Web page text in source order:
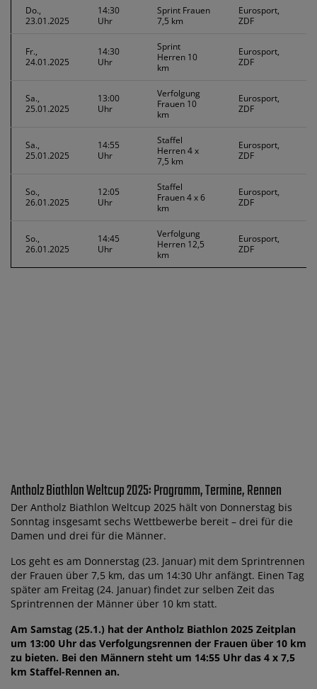
Do.,
23.01.2025
14:30
Uhr
Sprint Frauen
7,5 km
Eurosport,
ZDF
Fr.,
24.01.2025
14:30
Uhr
Sprint
Herren 10
km
Eurosport,
ZDF
Sa.,
25.01.2025
13:00
Uhr
Verfolgung
Frauen 10
km
Eurosport,
ZDF
Sa.,
25.01.2025
14:55
Uhr
Staffel
Herren 4 x
7,5 km
Eurosport,
ZDF
So.,
26.01.2025
12:05
Uhr
Staffel
Frauen 4 x 6
km
Eurosport,
ZDF
So.,
26.01.2025
14:45
Uhr
Verfolgung
Herren 12,5
km
Eurosport,
ZDF
Antholz Biathlon Weltcup 2025: Programm, Termine, Rennen
Der Antholz Biathlon Weltcup 2025 hält von Donnerstag bis
Sonntag insgesamt sechs Wettbewerbe bereit – drei für die
Damen und drei für die Männer.
Los geht es am Donnerstag (23. Januar) mit dem Sprintrennen
der Frauen über 7,5 km, das um 14:30 Uhr anfängt. Einen Tag
später am Freitag (24. Januar) findet zur selben Zeit das
Sprintrennen der Männer über 10 km statt.
Am Samstag (25.1.) hat der Antholz Biathlon 2025 Zeitplan
um 13:00 Uhr das Verfolgungsrennen der Frauen über 10 km
zu bieten. Bei den Männern steht um 14:55 Uhr das 4 x 7,5
km Staffel-Rennen an.